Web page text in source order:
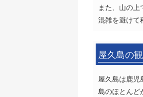
また、山の上
混雑を避けて
屋久島の
屋久島は鹿児
島のほとんど